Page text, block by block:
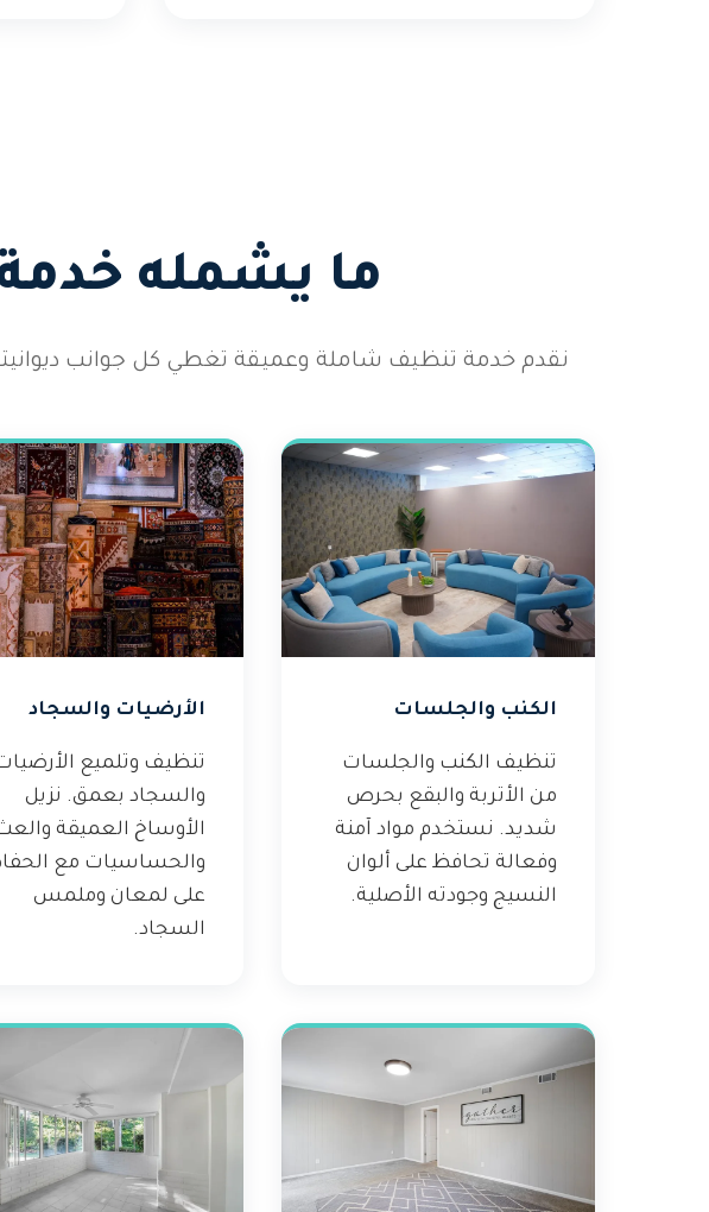
ما يشمله خدمة
نقدم خدمة تنظيف شاملة وعميقة تغطي كل جوانب
الكنب والجلسات
تنظيف الكنب والجلسات
من الأتربة والبقع بحرص
شديد. نستخدم مواد آمنة
وفعالة تحافظ على ألوان
النسيج وجودته الأصلية.
الأرضيات والسجاد
تنظيف وتلميع
والسجاد بعمق. نزيل
الأوساخ العميقة
والحساسيات مع
على لمعان وملمس
السجاد.